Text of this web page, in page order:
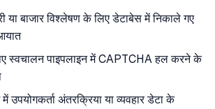
या बाजार विश्लेषण के लिए डेटाबेस में निकाले गए
स्वचालन पाइपलाइन में CAPTCHA हल करने के
उपयोगकर्ता अंतरक्रिया या व्यवहार डेटा के